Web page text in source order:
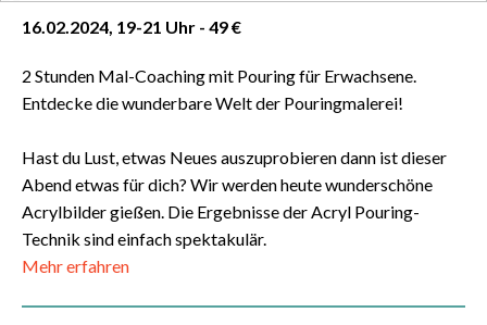
16.02.2024, 19-21 Uhr - 49 €
2 Stunden Mal-Coaching mit Pouring für Erwachsene.
Entdecke die wunderbare Welt der Pouringmalerei!
Hast du Lust, etwas Neues auszuprobieren dann ist dieser
Abend etwas für dich? Wir werden heute wunderschöne
Acrylbilder gießen. Die Ergebnisse der Acryl Pouring-
Technik sind einfach spektakulär.
Mehr erfahren